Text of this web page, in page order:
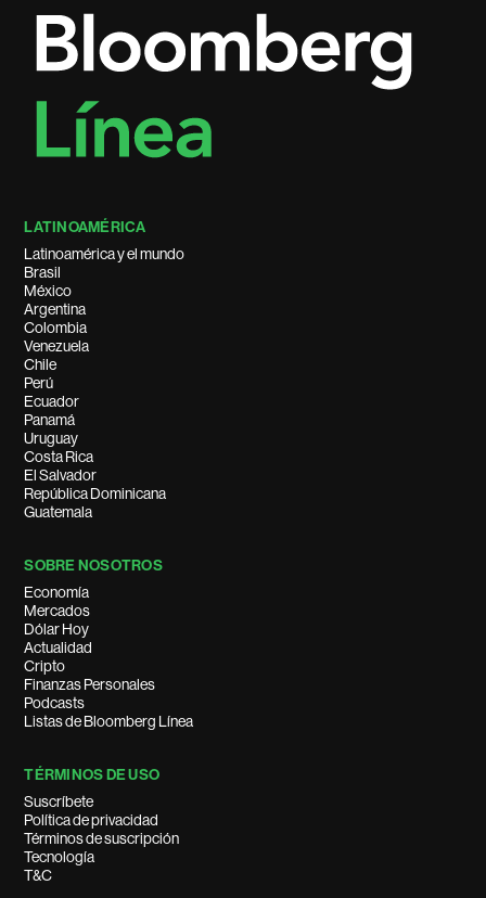
LATINOAMÉRICA
Latinoamérica y el mundo
Brasil
México
Argentina
Colombia
Venezuela
Chile
Perú
Ecuador
Panamá
Uruguay
Costa Rica
El Salvador
República Dominicana
Guatemala
SOBRE NOSOTROS
Economía
Mercados
Dólar Hoy
Actualidad
Cripto
Finanzas Personales
Podcasts
Listas de Bloomberg Línea
TÉRMINOS DE USO
Suscríbete
Política de privacidad
Términos de suscripción
Tecnología
T&C